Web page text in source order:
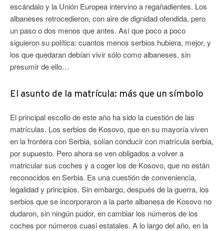
escándalo y la Unión Europea intervino a regañadientes. Los
albaneses retrocedieron, con aire de dignidad ofendida, pero
un paso o dos menos que antes. Así que poco a poco
siguieron su política: cuantos menos serbios hubiera, mejor, y
los que quedaran debían vivir sólo como albaneses, sin
presumir de ello…
El asunto de la matrícula: más que un símbolo
El principal escollo de este año ha sido la cuestión de las
matrículas. Los serbios de Kosovo, que en su mayoría viven
en la frontera con Serbia, solían conducir con matrícula serbia,
por supuesto. Pero ahora se ven obligados a volver a
matricular sus coches y a coger los de Kosovo, que no están
reconocidos en Serbia. Es una cuestión de conveniencia,
legalidad y principios. Sin embargo, después de la guerra, los
serbios que se incorporaron a la parte albanesa de Kosovo no
dudaron, sin ningún pudor, en cambiar los números de los
coches por números cuasi estatales. A lo largo del año, en la